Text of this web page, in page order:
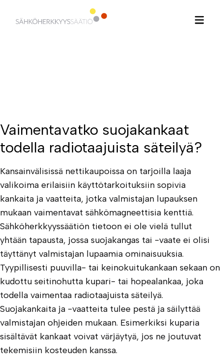
sisältöön
Vaimentavatko suojakankaat
todella radiotaajuista säteilyä?
Kansainvälisissä nettikaupoissa on tarjoilla laaja
valikoima erilaisiin käyttötarkoituksiin sopivia
kankaita ja vaatteita, jotka valmistajan lupauksen
mukaan vaimentavat sähkömagneettisia kenttiä.
Sähköherkkyyssäätiön tietoon ei ole vielä tullut
yhtään tapausta, jossa suojakangas tai -vaate ei olisi
täyttänyt valmistajan lupaamia ominaisuuksia.
Tyypillisesti puuvilla- tai keinokuitukankaan sekaan on
kudottu seitinohutta kupari- tai hopealankaa, joka
todella vaimentaa radiotaajuista säteilyä.
Suojakankaita ja -vaatteita tulee pestä ja säilyttää
valmistajan ohjeiden mukaan. Esimerkiksi kuparia
sisältävät kankaat voivat värjäytyä, jos ne joutuvat
tekemisiin kosteuden kanssa.